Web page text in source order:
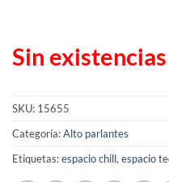
Sin existencias
SKU: 15655
Categoría:Alto parlantes
Etiquetas:espacio chill, espacio